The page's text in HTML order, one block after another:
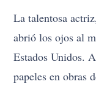
La talentosa
abrió los ojos al
Estados Unidos.
papeles en obras